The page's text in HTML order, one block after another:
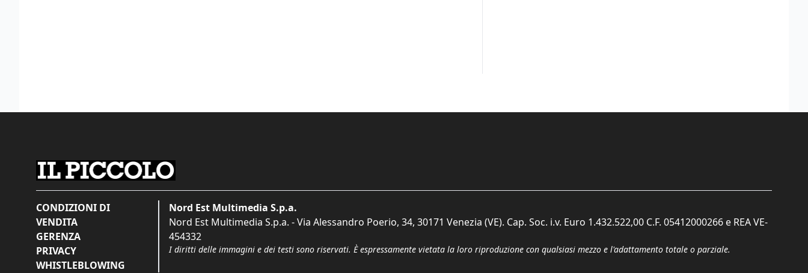
CONDIZIONI DI
VENDITA
GERENZA
PRIVACY
WHISTLEBLOWING
Nord Est Multimedia S.p.a.
Nord Est Multimedia S.p.a. - Via Alessandro Poerio, 34, 30171 Venezia (VE). Cap. Soc. i.v. Euro 1.432.522,00 C.F. 05412000266 e REA VE-
454332
I diritti delle immagini e dei testi sono riservati. È espressamente vietata la loro riproduzione con qualsiasi mezzo e l'adattamento totale o parziale.